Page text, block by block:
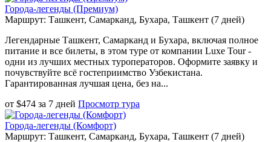
Города-легенды (Премиум)
Маршрут: Ташкент, Самарканд, Бухара, Ташкент (7 дней)
Легендарные Ташкент, Самарканд и Бухара, включая полное
питание и все билеты, в этом туре от компании Luxe Tour -
одни из лучших местных туроператоров. Оформите заявку и
почувствуйте всё гостеприимство Узбекистана.
Гарантированная лучшая цена, без на...
от $474 за 7 дней Просмотр тура
Города-легенды (Комфорт)
Маршрут: Ташкент, Самарканд, Бухара, Ташкент (7 дней)